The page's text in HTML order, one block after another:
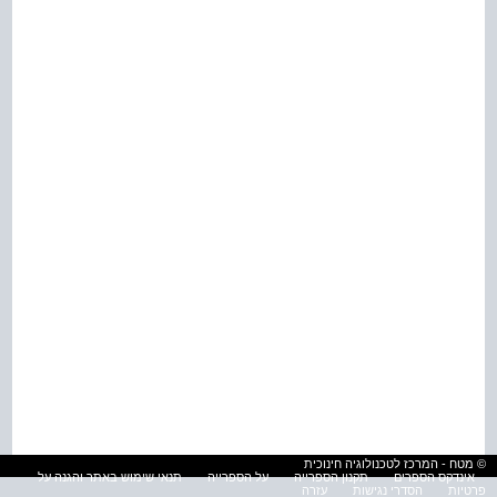
© מטח - המרכז לטכנולוגיה חינוכית
אינדקס הספרים
תקנון הספרייה על הספרייה
תנאי שימוש באתר והגנה על
פרטיות
הסדרי נגישות עזרה